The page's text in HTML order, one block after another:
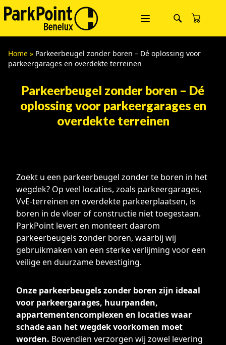
Home » Parkeerbeugel zonder boren – Dé oplossing voor
parkeergarages en overdekte terreinen
Parkeerbeugel zonder boren – Dé
oplossing voor parkeergarages en
overdekte terreinen
Zoekt u een parkeerbeugel zonder te boren in het
wegdek? Op veel locaties, zoals parkeergarages,
VvE-terreinen en overdekte parkeerplaatsen, is
boren in de vloer of constructie niet toegestaan.
ParkPoint levert en monteert daarom
parkeerbeugels zonder boren, waarbij wij
gebruikmaken van een sterke verlijming voor een
veilige en duurzame bevestiging.
Onze parkeerbeugels zonder boren zijn ideaal
voor parkeergarages, huurpanden,
appartementencomplexen en locaties waar
schade aan het wegdek voorkomen moet
worden. Bovendien verzorgen wij zowel levering